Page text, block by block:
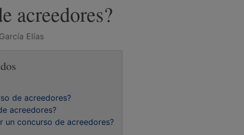
acreedores?
Elías
de acreedores?
acreedores?
un concurso de acreedores?